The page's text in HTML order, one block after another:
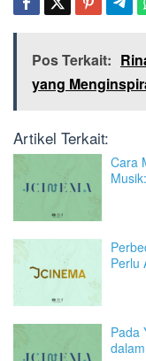
Pos Terkait:
yang
Artikel Terkait:
Cara
Perlu
Pada